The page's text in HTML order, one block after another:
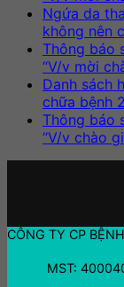
Ngứa da
không nên
Thông báo
“V/v mời
Danh sách
chữa bệnh
Thông báo
“V/v chào
CÔNG TY CP
MST: